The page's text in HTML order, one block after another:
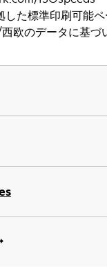
した標準印刷可能
欧のデータに基づ